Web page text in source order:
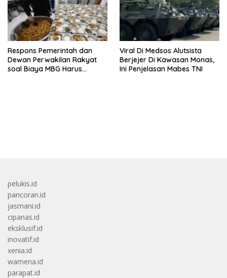
Respons Pemerintah dan
Dewan Perwakilan Rakyat
soal Biaya MBG Harus
Viral Di Medsos Alutsista
Berjejer Di Kawasan Monas,
Ini Penjelasan Mabes TNI
pelukis.id
pancoran.id
jasmani.id
cipanas.id
eksklusif.id
inovatif.id
xenia.id
wamena.id
parapat.id